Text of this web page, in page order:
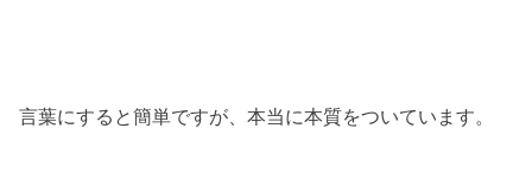
言葉にすると簡単ですが、本当に本質をついています。